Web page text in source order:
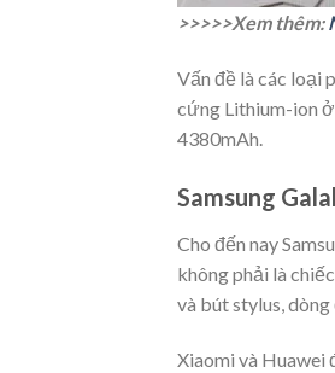
>>>>>Xem thêm:
Vấn đề là các loại
cứng Lithium-ion
4380mAh.
Samsung
Cho đến nay
không phải là
và bút stylus,
Xiaomi và Huawei